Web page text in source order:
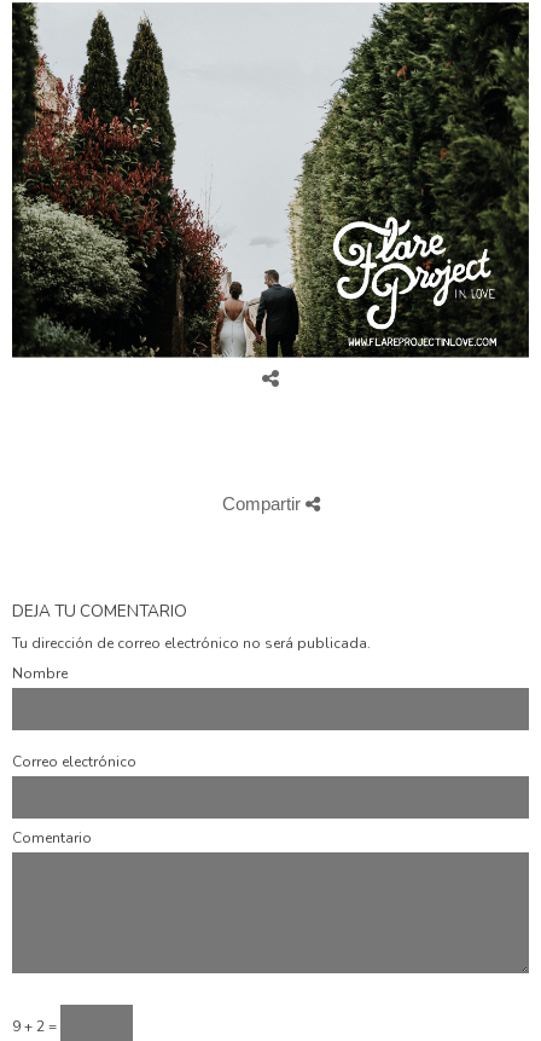
Compartir
DEJA TU COMENTARIO
Tu dirección de correo electrónico no será publicada.
Nombre
Correo electrónico
Comentario
9 + 2 =